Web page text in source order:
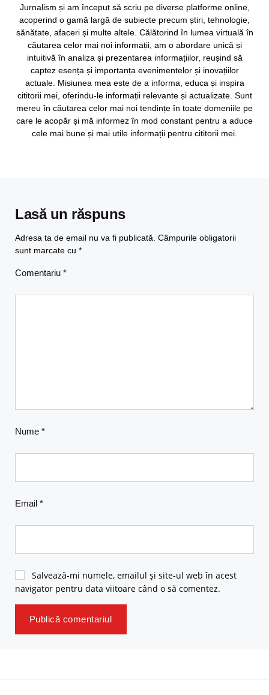
Jurnalism și am început să scriu pe diverse platforme online,
acoperind o gamă largă de subiecte precum știri, tehnologie,
sănătate, afaceri și multe altele. Călătorind în lumea virtuală în
căutarea celor mai noi informații, am o abordare unică și
intuitivă în analiza și prezentarea informațiilor, reușind să
captez esența și importanța evenimentelor și inovațiilor
actuale. Misiunea mea este de a informa, educa și inspira
cititorii mei, oferindu-le informații relevante și actualizate. Sunt
mereu în căutarea celor mai noi tendințe în toate domeniile pe
care le acopăr și mă informez în mod constant pentru a aduce
cele mai bune și mai utile informații pentru cititorii mei.
Lasă un răspuns
Adresa ta de email nu va fi publicată. Câmpurile obligatorii
sunt marcate cu *
Comentariu *
Nume *
Email *
Salvează-mi numele, emailul și site-ul web în acest
navigator pentru data viitoare când o să comentez.